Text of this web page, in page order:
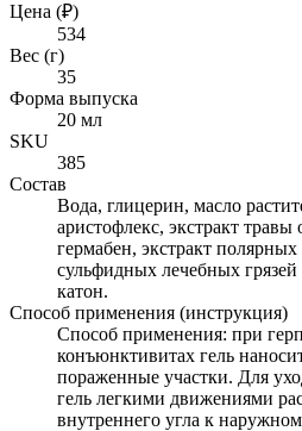
Цена (₽)
534
Вес (г)
35
Форма выпуска
20 мл
SKU
385
Состав
Вода, глицерин, масло
аристофлекс, экстракт травы
гермабен, экстракт
сульфидных лечебных
катон.
Способ применения (инструкция)
Способ применения: при
конъюнктивитах гель
пораженные участки. Для
гель легкими движениями
внутреннего угла к